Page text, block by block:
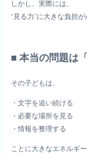
しかし、実際には、
“見る力”に大きな負担が
■ 本当の問題は
その子どもは、
・文字を追い続ける
・必要な場所を見る
・情報を整理する
ことに大きなエネルギ